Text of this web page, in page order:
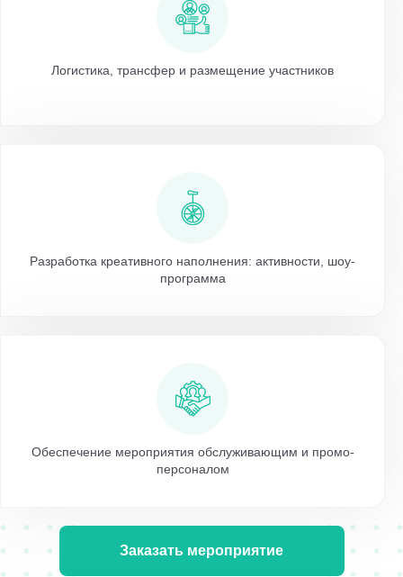
Логистика, трансфер и размещение участников
Разработка креативного наполнения: активности, шоу-
программа
Обеспечение мероприятия обслуживающим и промо-
персоналом
Заказать мероприятие